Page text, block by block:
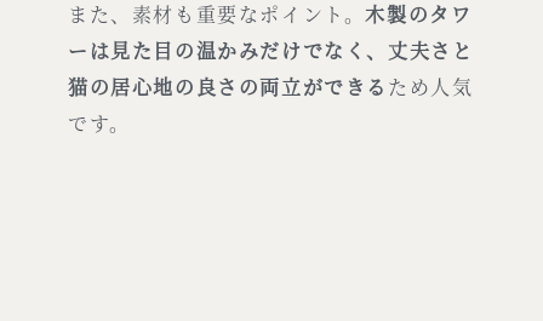
また、素材も重要なポイント。木製のタワ
ーは見た目の温かみだけでなく、丈夫さと
猫の居心地の良さの両立ができる ため人気
です。